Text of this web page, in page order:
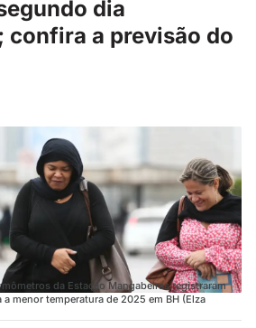
dia
confira a previsão do
da Estação Mangabeiras registraram
a menor temperatura de 2025 em BH (Elza